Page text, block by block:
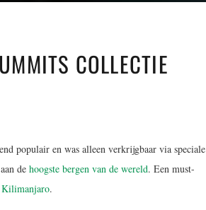
COLLECTIE
populair en was alleen verkrijgbaar via speciale
de hoogste bergen van de wereld. Een must-
Kilimanjaro.